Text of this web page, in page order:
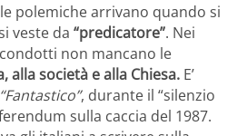
polemiche arrivano quando si
veste da “predicatore”. Nei
non mancano le
alla società e alla Chiesa. E’
“Fantastico”, durante il “silenzio
sulla caccia del 1987.